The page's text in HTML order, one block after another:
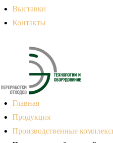
Выставки
Контакты
Главная
Продукция
Производственные